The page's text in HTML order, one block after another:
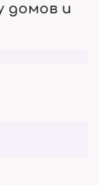
домов и